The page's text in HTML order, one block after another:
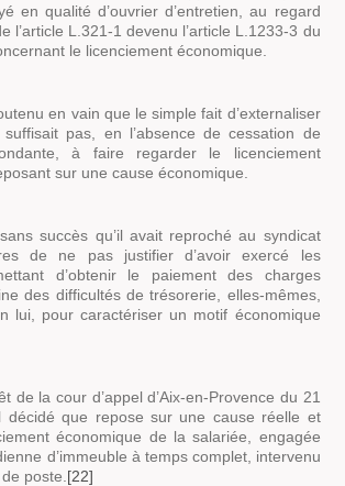
en qualité d’ouvrier d’entretien, au regard
l’article L.321-1 devenu l’article L.1233-3 du
le licenciement économique.
en vain que le simple fait d’externaliser
pas, en l’absence de cessation de
à faire regarder le licenciement
sur une cause économique.
succès qu’il avait reproché au syndicat
de ne pas justifier d’avoir exercé les
d’obtenir le paiement des charges
des difficultés de trésorerie, elles-mêmes,
lui, pour caractériser un motif économique
de la cour d’appel d’Aix-en-Provence du 21
décidé que repose sur une cause réelle et
économique de la salariée, engagée
d’immeuble à temps complet, intervenu
poste. [22]